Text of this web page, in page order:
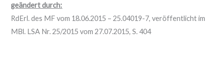
geändert durch:
RdErl. des MF vom 18.06.2015 – 25.04019-7, veröffentlicht im
MBl. LSA Nr. 25/2015 vom 27.07.2015, S. 404